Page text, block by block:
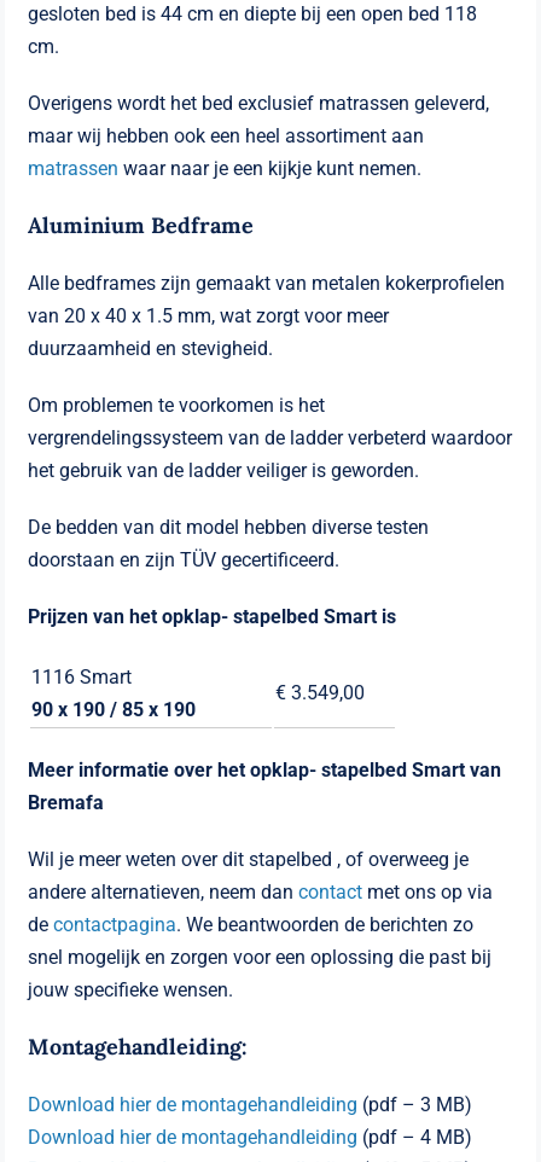
gesloten bed is 44 cm en diepte bij een open bed 118
cm.
Overigens wordt het bed exclusief matrassen geleverd,
maar wij hebben ook een heel assortiment aan
matrassen waar naar je een kijkje kunt nemen.
Aluminium Bedframe
Alle bedframes zijn gemaakt van metalen kokerprofielen
van 20 x 40 x 1.5 mm, wat zorgt voor meer
duurzaamheid en stevigheid.
Om problemen te voorkomen is het
vergrendelingssysteem van de ladder verbeterd waardoor
het gebruik van de ladder veiliger is geworden.
De bedden van dit model hebben diverse testen
doorstaan en zijn TÜV gecertificeerd.
Prijzen van het opklap- stapelbed Smart is
1116 Smart
90 x 190 / 85 x 190
€ 3.549,00
Meer informatie over het opklap- stapelbed Smart van
Bremafa
Wil je meer weten over dit stapelbed , of overweeg je
andere alternatieven, neem dancontact met ons op via
decontactpagina. We beantwoorden de berichten zo
snel mogelijk en zorgen voor een oplossing die past bij
jouw specifieke wensen.
Montagehandleiding:
Download hier de montagehandleiding (pdf – 3 MB)
Download hier de montagehandleiding (pdf – 4 MB)